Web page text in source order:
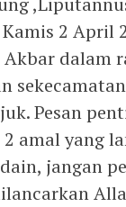
2 April
Akbar dalam
Pesan
2 amal yang
jangan